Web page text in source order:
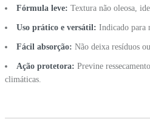
Fórmula leve: Textura não oleosa,
Uso prático e versátil: Indicado para
Fácil absorção: Não deixa resíduos ou
Ação protetora: Previne
climáticas.